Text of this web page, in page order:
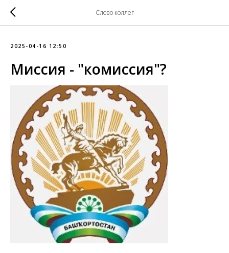
Слово коллег
2025-04-16 12:50
Миссия - "комиссия"?